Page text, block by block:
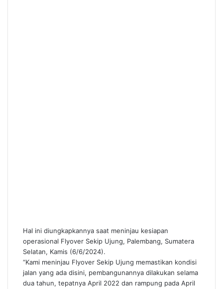
Hal ini diungkapkannya saat meninjau kesiapan
operasional Flyover Sekip Ujung, Palembang, Sumatera
Selatan, Kamis (6/6/2024).
“Kami meninjau Flyover Sekip Ujung memastikan kondisi
jalan yang ada disini, pembangunannya dilakukan selama
dua tahun, tepatnya April 2022 dan rampung pada April